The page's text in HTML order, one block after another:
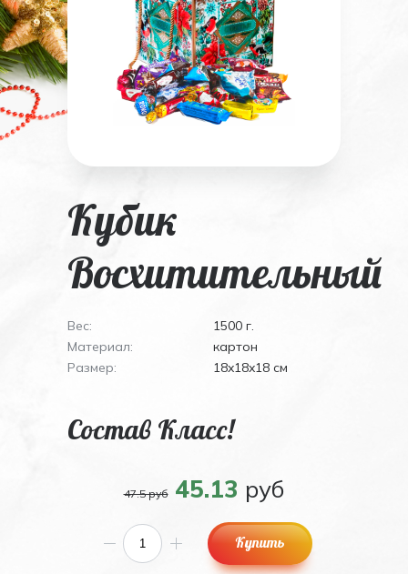
Кубик
Восхитительный
Вес:
1500 г.
Материал:
картон
Размер:
18x18x18 см
Состав Класс!
47.5 руб 45.13 руб
Купить